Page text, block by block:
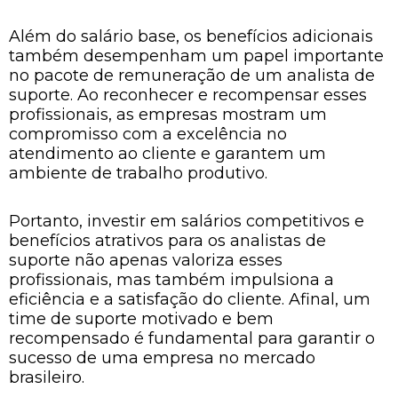
Além do salário base, os benefícios adicionais
também desempenham um papel importante
no pacote de remuneração de um analista de
suporte. Ao reconhecer e recompensar esses
profissionais, as empresas mostram um
compromisso com a excelência no
atendimento ao cliente e garantem um
ambiente de trabalho produtivo.
Portanto, investir em salários competitivos e
benefícios atrativos para os analistas de
suporte não apenas valoriza esses
profissionais, mas também impulsiona a
eficiência e a satisfação do cliente. Afinal, um
time de suporte motivado e bem
recompensado é fundamental para garantir o
sucesso de uma empresa no mercado
brasileiro.